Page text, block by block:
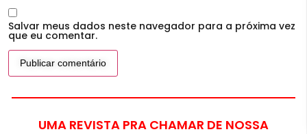
Salvar meus dados neste navegador para a próxima vez
que eu comentar.
UMA REVISTA PRA CHAMAR DE NOSSA